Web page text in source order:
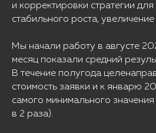
и корректировки стратегии
стабильного роста,
Мы начали работу в августе
месяц показали средний
В течение полугода
стоимость заявки и к январю
самого минимального
в 2 раза).